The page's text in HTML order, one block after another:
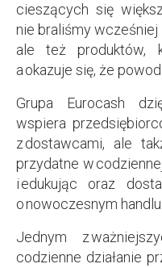
cieszących się
nie braliśmy wcześniej
ale też produktów,
a okazuje się, że
Grupa Eurocash
wspiera
z dostawcami, ale
przydatne w
i edukując oraz
o nowoczesnym handlu.
Jednym z
codzienne działanie